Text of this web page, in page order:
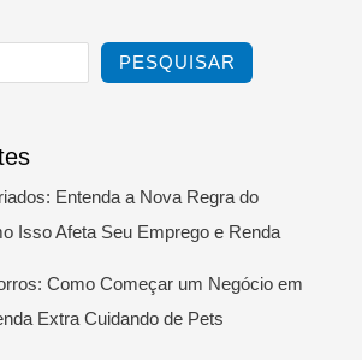
PESQUISAR
Entenda a Nova Regra do
Isso Afeta Seu Emprego e Renda
Como Começar um Negócio em
Extra Cuidando de Pets